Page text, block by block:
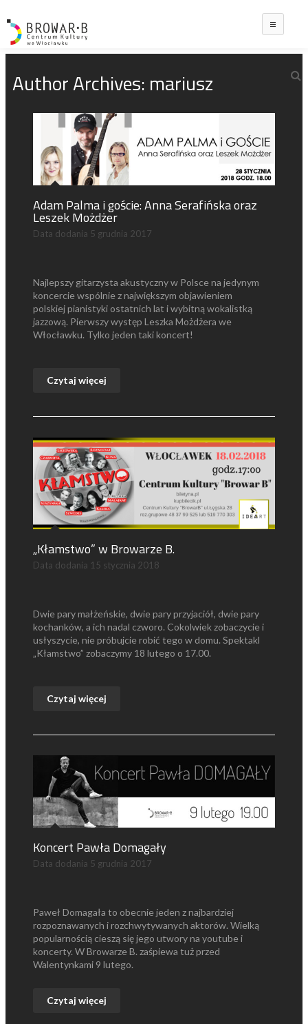
Author Archives: mariusz
Adam Palma i goście: Anna Serafińska oraz
Leszek Możdżer
Data dodania 5 grudnia 2017
Najlepszy gitarzysta akustyczny w Polsce na jedynym
koncercie wspólnie z największym objawieniem
polskiej pianistyki ostatnich lat i wybitną wokalistką
jazzową. Pierwszy występ Leszka Możdżera we
Włocławku. Tylko jeden taki koncert!
Czytaj więcej
„Kłamstwo” w Browarze B.
Data dodania 15 stycznia 2018
Dwie pary małżeńskie, dwie pary przyjaciół, dwie pary
kochanków, a ich nadal czworo. Cokolwiek zobaczycie i
usłyszycie, nie próbujcie robić tego w domu. Spektakl
„Kłamstwo” zobaczymy 18 lutego o 17.00.
Czytaj więcej
Koncert Pawła Domagały
Data dodania 5 grudnia 2017
Paweł Domagała to obecnie jeden z najbardziej
rozpoznawanych i rozchwytywanych aktorów. Wielką
popularnością cieszą się jego utwory na youtube i
koncerty. W Browarze B. zaśpiewa tuż przed
Walentynkami 9 lutego.
Czytaj więcej